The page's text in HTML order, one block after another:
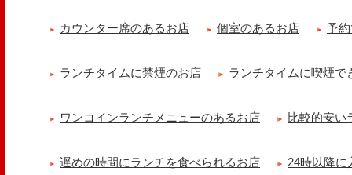
カウンター席のあるお店 個室のあるお店 予
ランチタイムに禁煙のお店 ランチタイムに喫煙で
ワンコインランチメニューのあるお店 比較的安い
遅めの時間にランチを食べられるお店 24時以降に